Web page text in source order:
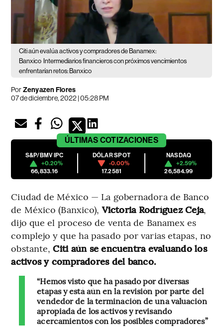
Citi aún evalúa activos y compradores de Banamex:
Banxico Intermediarios financieros con próximos vencimientos
enfrentarían retos: Banxico
PorZenyazen Flores
07 de diciembre, 2022 | 05:28 PM
ÚLTIMAS COTIZACIONES
S&P/BMV IPC
+0.20%
66,833.16
DÓLAR SPOT
-0.00%
17.2581
NASDAQ
+2.59%
26,584.99
Ciudad de México — La gobernadora de Banco
de México (Banxico),Victoria Rodríguez Ceja,
dijo que el proceso de venta de Banamex es
complejo y que ha pasado por varias etapas, no
obstante,Citi aún se encuentra evaluando los
activos y compradores del banco.
“Hemos visto que ha pasado por diversas
etapas y está aún en la revisión por parte del
vendedor de la terminación de una valuación
apropiada de los activos y revisando
acercamientos con los posibles compradores”